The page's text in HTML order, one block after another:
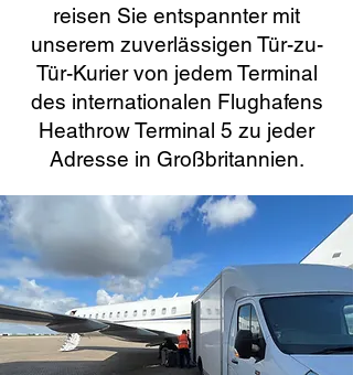
reisen Sie entspannter mit
unserem zuverlässigen Tür-zu-
Tür-Kurier von jedem Terminal
des internationalen Flughafens
Heathrow Terminal 5 zu jeder
Adresse in Großbritannien.